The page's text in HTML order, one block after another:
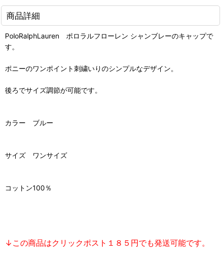
商品詳細
PoloRalphLauren ポロラルフローレン シャンブレーのキャップで
す。
ポニーのワンポイント刺繍いりのシンプルなデザイン。
後ろでサイズ調節が可能です。
カラー ブルー
サイズ ワンサイズ
コットン100％
↓この商品はクリックポスト１８５円でも発送可能です。